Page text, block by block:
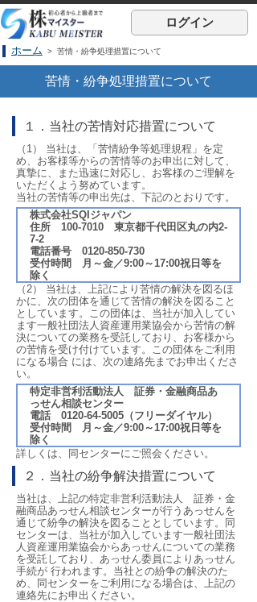
ログイン
ホーム > 苦情・紛争処理措置について
苦情・紛争処理措置について
１．当社の苦情対応措置について
（1） 当社は、「苦情紛争等処理規程」を定
め、お客様等からの苦情等のお申出に対して、
真摯に、また迅速に対応し、お客様のご理解を
いただくよう努めています。
当社の苦情等の申出先は、下記のとおりです。
株式会社SQIジャパン
住所 100-7010 東京都千代田区丸の内2-
7-2
電話番号 0120-850-730
受付時間 月～金／9:00～17:00祝日等を
除く
（2） 当社は、上記により苦情の解決を図るほ
かに、次の団体を通じて苦情の解決を図ること
としています。この団体は、当社が加入してい
ます一般社団法人資産運用業協会から苦情の解
決についての業務を受託しており、お客様から
の苦情を受け付けています。この団体をご利用
になる場合 には、次の連絡先までお申出くださ
い。
特定非営利活動法人 証券・金融商品あ
っせん相談センター
電話 0120-64-5005（フリーダイヤル）
受付時間 月～金／9:00～17:00祝日等を
除く
詳しくは、同センターにご照会ください。
２．当社の紛争解決措置について
当社は、上記の特定非営利活動法人 証券・金
融商品あっせん相談センターが行うあっせんを
通じて紛争の解決を図ることとしています。同
センターは、当社が加入しています一般社団法
人資産運用業協会からあっせんについての業務
を受託しており、あっせん委員によりあっせん
手続が 行われます。当社との紛争の解決のた
め、同センターをご利用になる場合は、上記の
連絡先にお申出ください。